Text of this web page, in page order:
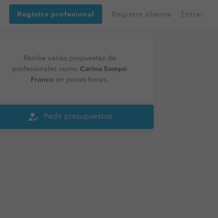
Registro profesional Registro cliente Entrar
Recibe varias propuestas de
profesionales como Carina Sampó
Franco en pocas horas.
how_to_reg Pedir presupuestos